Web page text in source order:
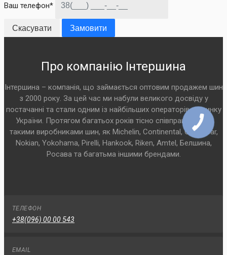
Ваш телефон*
Скасувати Замовити
Про компанію Інтершина
Інтершина – компанія, що займається оптовим продажем шин
з 2000 року. За цей час ми набули великого досвіду у
постачанні та стали одним із найбільших операторів на ринку
України. Протягом багатьох років тісно співпрацюємо з
такими виробниками шин, як Michelin, Continental, Goodyear,
Nokian, Yokohama, Pirelli, Hankook, Riken, Amtel, Белшина,
Росава та багатьма іншими брендами.
ТЕЛЕФОН
+38(096) 00 00 543
EMAIL